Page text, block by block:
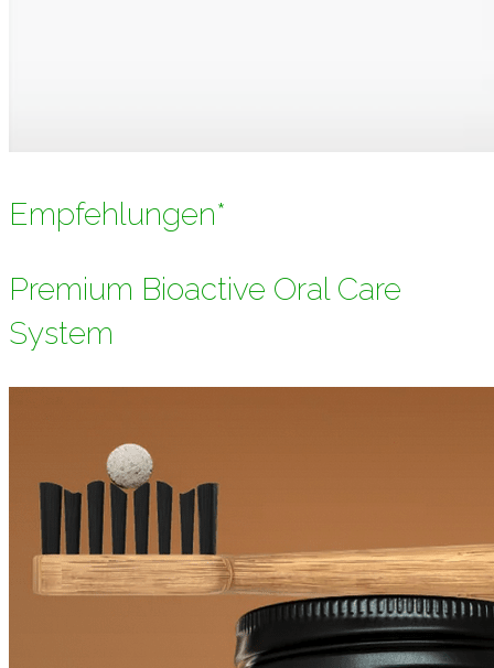
Empfehlungen*
Premium Bioactive Oral Care
System